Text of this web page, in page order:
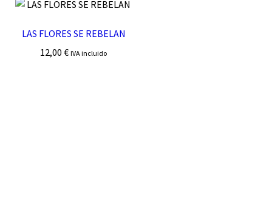
LAS FLORES SE REBELAN
12,00€ IVA incluido